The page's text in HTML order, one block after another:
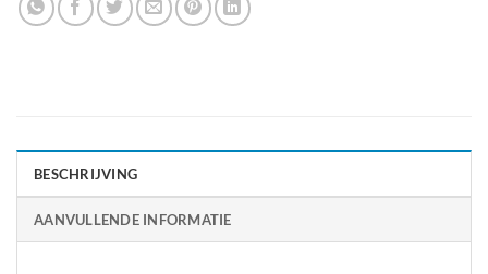
BESCHRIJVING
AANVULLENDE INFORMATIE